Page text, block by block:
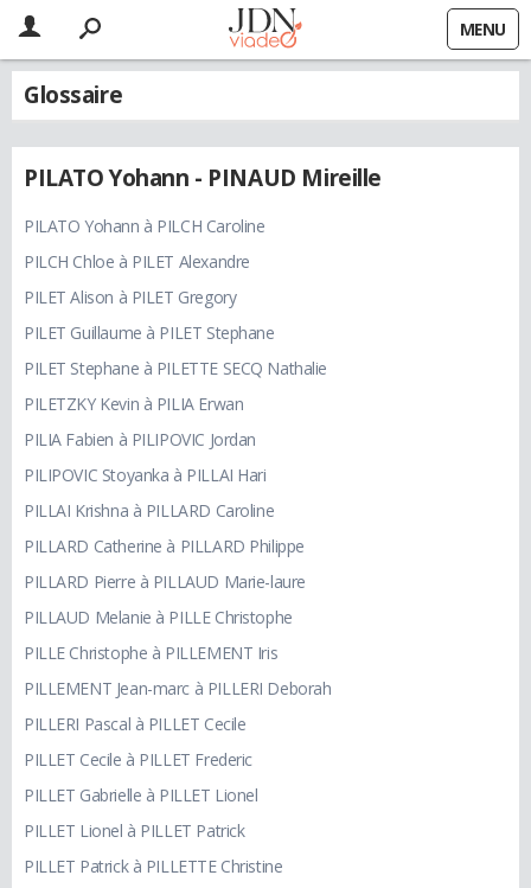
MENU
Glossaire
PILATO Yohann - PINAUD Mireille
PILATO Yohann à PILCH Caroline
PILCH Chloe à PILET Alexandre
PILET Alison à PILET Gregory
PILET Guillaume à PILET Stephane
PILET Stephane à PILETTE SECQ Nathalie
PILETZKY Kevin à PILIA Erwan
PILIA Fabien à PILIPOVIC Jordan
PILIPOVIC Stoyanka à PILLAI Hari
PILLAI Krishna à PILLARD Caroline
PILLARD Catherine à PILLARD Philippe
PILLARD Pierre à PILLAUD Marie-laure
PILLAUD Melanie à PILLE Christophe
PILLE Christophe à PILLEMENT Iris
PILLEMENT Jean-marc à PILLERI Deborah
PILLERI Pascal à PILLET Cecile
PILLET Cecile à PILLET Frederic
PILLET Gabrielle à PILLET Lionel
PILLET Lionel à PILLET Patrick
PILLET Patrick à PILLETTE Christine